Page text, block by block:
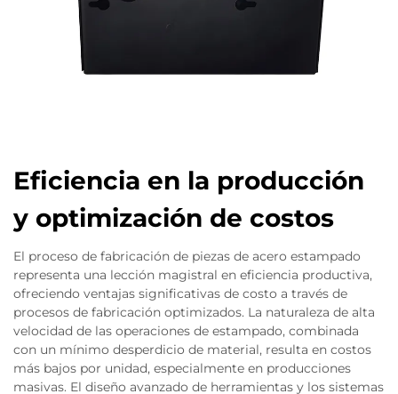
Eficiencia en la producción
y optimización de costos
El proceso de fabricación de piezas de acero estampado
representa una lección magistral en eficiencia productiva,
ofreciendo ventajas significativas de costo a través de
procesos de fabricación optimizados. La naturaleza de alta
velocidad de las operaciones de estampado, combinada
con un mínimo desperdicio de material, resulta en costos
más bajos por unidad, especialmente en producciones
masivas. El diseño avanzado de herramientas y los sistemas